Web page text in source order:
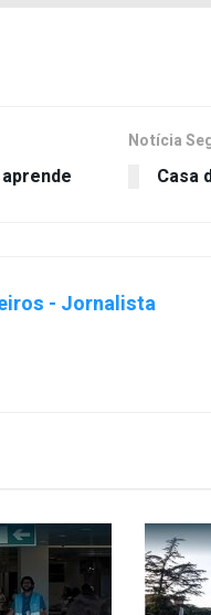
Notícia
Casa
- Jornalista